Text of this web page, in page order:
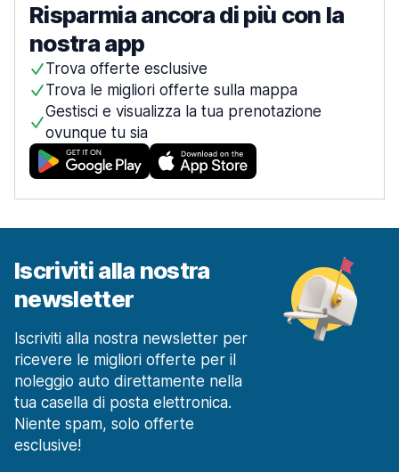
Risparmia ancora di più con la
nostra app
Trova offerte esclusive
Trova le migliori offerte sulla mappa
Gestisci e visualizza la tua prenotazione
ovunque tu sia
Iscriviti alla nostra
newsletter
Iscriviti alla nostra newsletter per
ricevere le migliori offerte per il
noleggio auto direttamente nella
tua casella di posta elettronica.
Niente spam, solo offerte
esclusive!